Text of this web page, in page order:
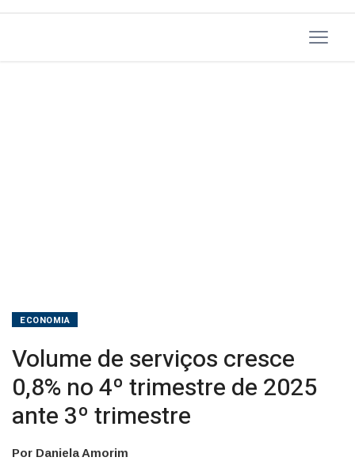
2025
ECONOMIA
Volume de serviços cresce
0,8% no 4º trimestre de 2025
ante 3º trimestre
Por Daniela Amorim